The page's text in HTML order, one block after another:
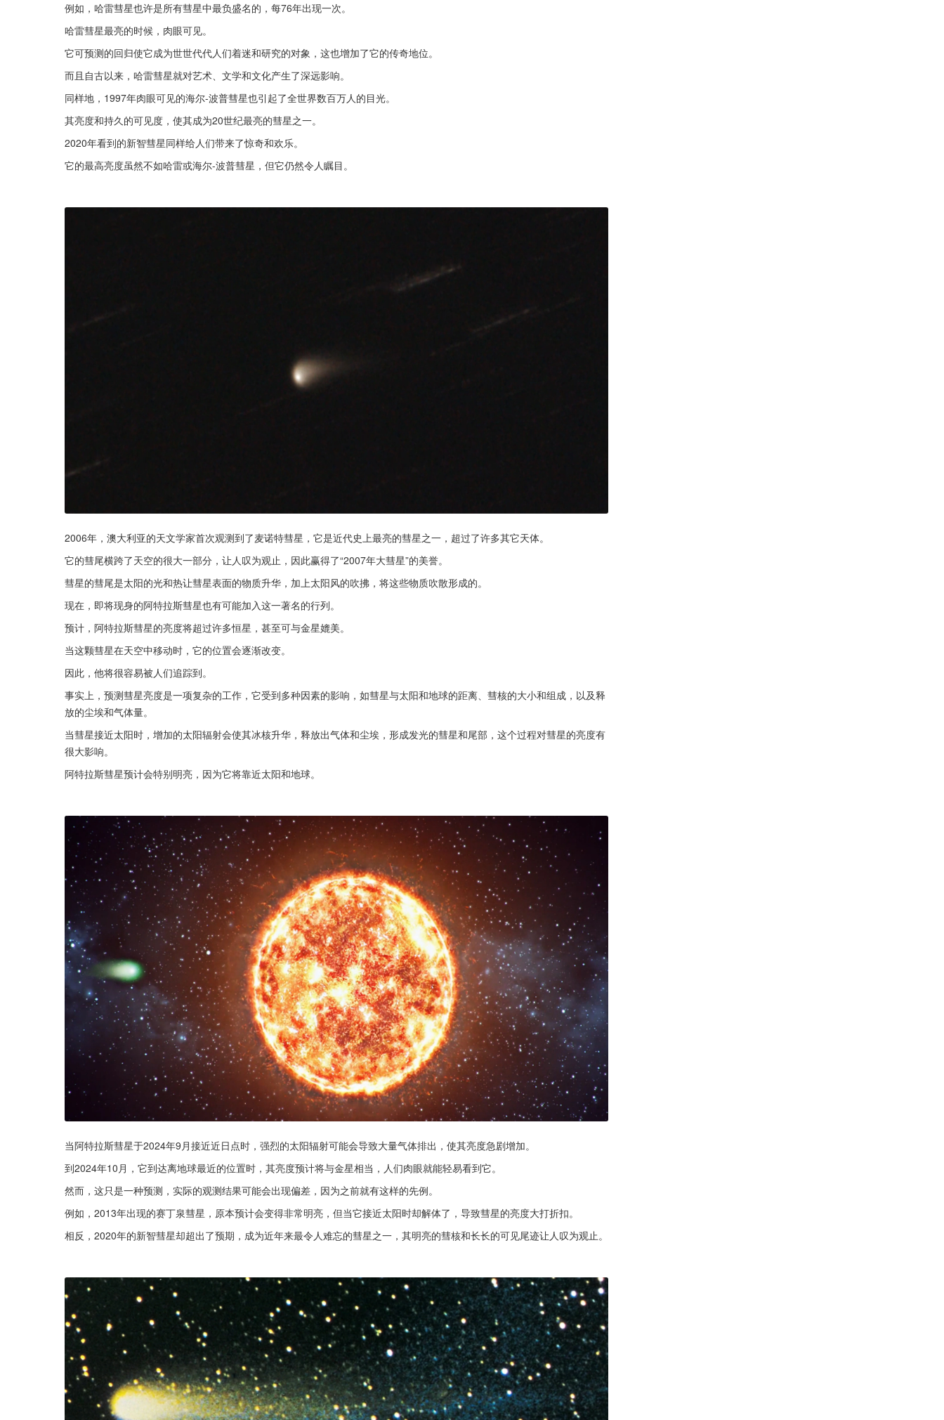
例如，哈雷彗星也许是所有彗星中最负盛名的，每76年出现一次。
哈雷彗星最亮的时候，肉眼可见。
它可预测的回归使它成为世世代代人们着迷和研究的对象，这也增加了它的传奇地位。
而且自古以来，哈雷彗星就对艺术、文学和文化产生了深远影响。
同样地，1997年肉眼可见的海尔-波普彗星也引起了全世界数百万人的目光。
其亮度和持久的可见度，使其成为20世纪最亮的彗星之一。
2020年看到的新智彗星同样给人们带来了惊奇和欢乐。
它的最高亮度虽然不如哈雷或海尔-波普彗星，但它仍然令人瞩目。
2006年，澳大利亚的天文学家首次观测到了麦诺特彗星，它是近代史上最亮的彗星之一，超过了许多其它天体。
它的彗尾横跨了天空的很大一部分，让人叹为观止，因此赢得了“2007年大彗星”的美誉。
彗星的彗尾是太阳的光和热让彗星表面的物质升华，加上太阳风的吹拂，将这些物质吹散形成的。
现在，即将现身的阿特拉斯彗星也有可能加入这一著名的行列。
预计，阿特拉斯彗星的亮度将超过许多恒星，甚至可与金星媲美。
当这颗彗星在天空中移动时，它的位置会逐渐改变。
因此，他将很容易被人们追踪到。
事实上，预测彗星亮度是一项复杂的工作，它受到多种因素的影响，如彗星与太阳和地球的距离、彗核的大小和组成，以及释
放的尘埃和气体量。
当彗星接近太阳时，增加的太阳辐射会使其冰核升华，释放出气体和尘埃，形成发光的彗星和尾部，这个过程对彗星的亮度有
很大影响。
阿特拉斯彗星预计会特别明亮，因为它将靠近太阳和地球。
当阿特拉斯彗星于2024年9月接近近日点时，强烈的太阳辐射可能会导致大量气体排出，使其亮度急剧增加。
到2024年10月，它到达离地球最近的位置时，其亮度预计将与金星相当，人们肉眼就能轻易看到它。
然而，这只是一种预测，实际的观测结果可能会出现偏差，因为之前就有这样的先例。
例如，2013年出现的赛丁泉彗星，原本预计会变得非常明亮，但当它接近太阳时却解体了，导致彗星的亮度大打折扣。
相反，2020年的新智彗星却超出了预期，成为近年来最令人难忘的彗星之一，其明亮的彗核和长长的可见尾迹让人叹为观止。